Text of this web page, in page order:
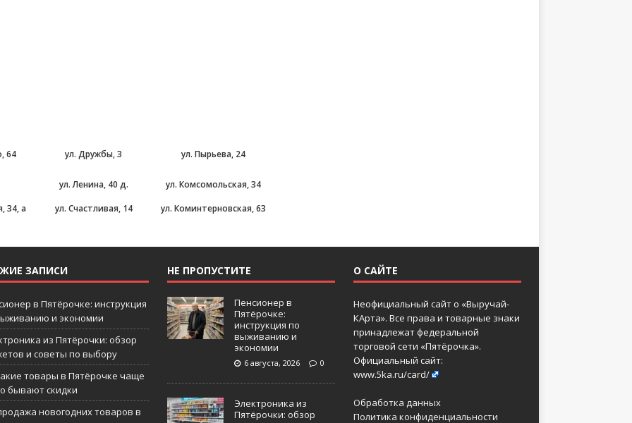
64 ул. Дружбы, 3 ул. Пырьева, 24
ул. Ленина, 40 д.
ул. Комсомольская, 34
34, а ул. Счастливая, 14 ул. Коминтерновская, 63
ЗАПИСИ
в Пятёрочке: инструкция
и экономии
из Пятёрочки: обзор
и советы по выбору
товары в Пятёрочке чаще
бывают скидки
новогодних товаров в
НЕ ПРОПУСТИТЕ
Пенсионер в
Пятёрочке:
инструкция по
выживанию и
экономии
6 августа, 2026 0
Электроника из
Пятёрочки: обзор
О САЙТЕ
Неофициальный сайт о «Выручай-
КАрта». Все права и товарные знаки
принадлежат федеральной
торговой сети «Пятёрочка».
Официальный сайт:
www.5ka.ru/card/
Обработка данных
Политика конфиденциальности